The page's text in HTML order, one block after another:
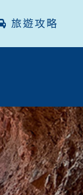
旅遊攻略